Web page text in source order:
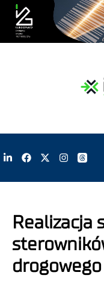
Realizacja
drogowego